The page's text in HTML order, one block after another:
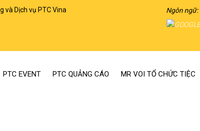
và Dịch vụ PTC Vina Ngôn ngữ:
PTC EVENT PTC QUẢNG CÁO MR VOI TỔ CHỨC TIỆC